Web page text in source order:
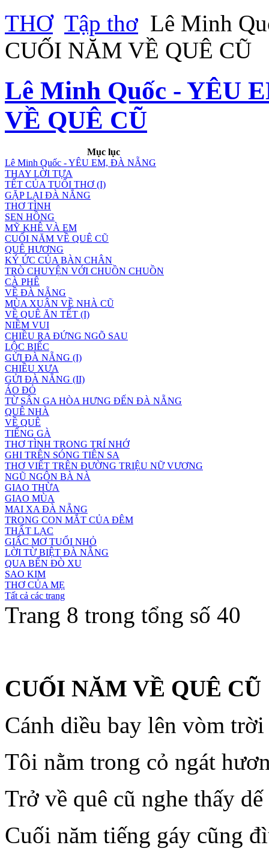
THƠ Tập thơ Lê Minh
CUỐI NĂM VỀ QUÊ CŨ
Lê Minh Quốc - YÊU
VỀ QUÊ CŨ
Mục lục
Lê Minh Quốc - YÊU EM, ĐÀ NẴNG
THAY LỜI TỰA
TẾT CỦA TUỔI THƠ (I)
GẶP LẠI ĐÀ NẲNG
THƠ TÌNH
SEN HỒNG
MỸ KHÊ VÀ EM
CUỐI NĂM VỀ QUÊ CŨ
QUÊ HƯƠNG
KÝ ỨC CỦA BÀN CHÂN
TRÒ CHUYỆN VỚI CHUỒN CHUỒN
CÀ PHÊ
VỀ ĐÀ NẴNG
MÙA XUÂN VỀ NHÀ CŨ
VỀ QUÊ ĂN TẾT (I)
NIỀM VUI
CHIỀU RA ĐỨNG NGÕ SAU
LỘC BIẾC
GỬI ĐÀ NẴNG (I)
CHIỀU XƯA
GỬI ĐÀ NẴNG (II)
ÁO ĐỎ
TỪ SÂN GA HÒA HƯNG ĐẾN ĐÀ NẴNG
QUÊ NHÀ
VỀ QUÊ
TIẾNG GÀ
THƠ TÌNH TRONG TRÍ NHỚ
GHI TRÊN SÓNG TIÊN SA
THƠ VIẾT TRÊN ĐƯỜNG TRIỆU NỮ VƯƠNG
NGŨ NGÔN BÀ NÀ
GIAO THỪA
GIAO MÙA
MAI XA ĐÀ NẴNG
TRONG CON MẮT CỦA ĐÊM
THẤT LẠC
GIẤC MƠ TUỔI NHỎ
LỜI TỪ BIỆT ĐÀ NẴNG
QUA BẾN ĐÒ XU
SAO KIM
THƠ CỦA MẸ
Tất cả các trang
Trang 8 trong tổng số 40
CUỐI NĂM VỀ QUÊ CŨ
Cánh diều bay lên vòm
Tôi nằm trong cỏ ngát
Trở về quê cũ nghe thấy dế
Cuối năm tiếng gáy cũng